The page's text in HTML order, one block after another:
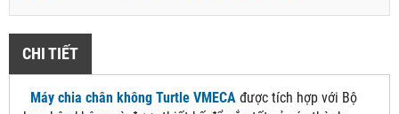
CHI TIẾT
Máy chia chân không Turtle VMECA được tích hợp với Bộ